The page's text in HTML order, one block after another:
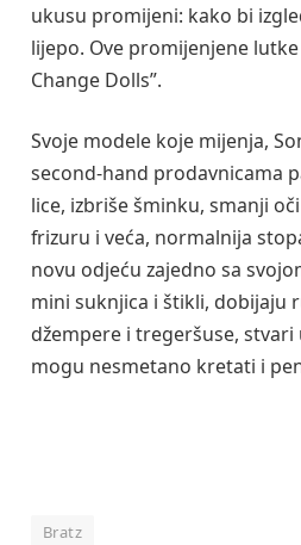
ukusu promijeni: kako bi
lijepo. Ove promijenjene
Change Dolls”.
Svoje modele koje mijenja,
second-hand prodavnicama
lice, izbriše šminku, smanji
frizuru i veća, normalnija
novu odjeću zajedno sa
mini suknjica i štikli, dobijaju
džempere i tregeršuse,
mogu nesmetano kretati i
Bratz